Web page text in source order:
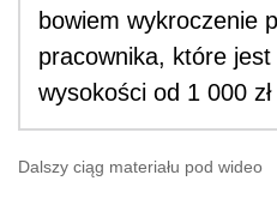
bowiem wykroczenie
pracownika, które
wysokości od 1 000 zł
Dalszy ciąg materiału pod wideo